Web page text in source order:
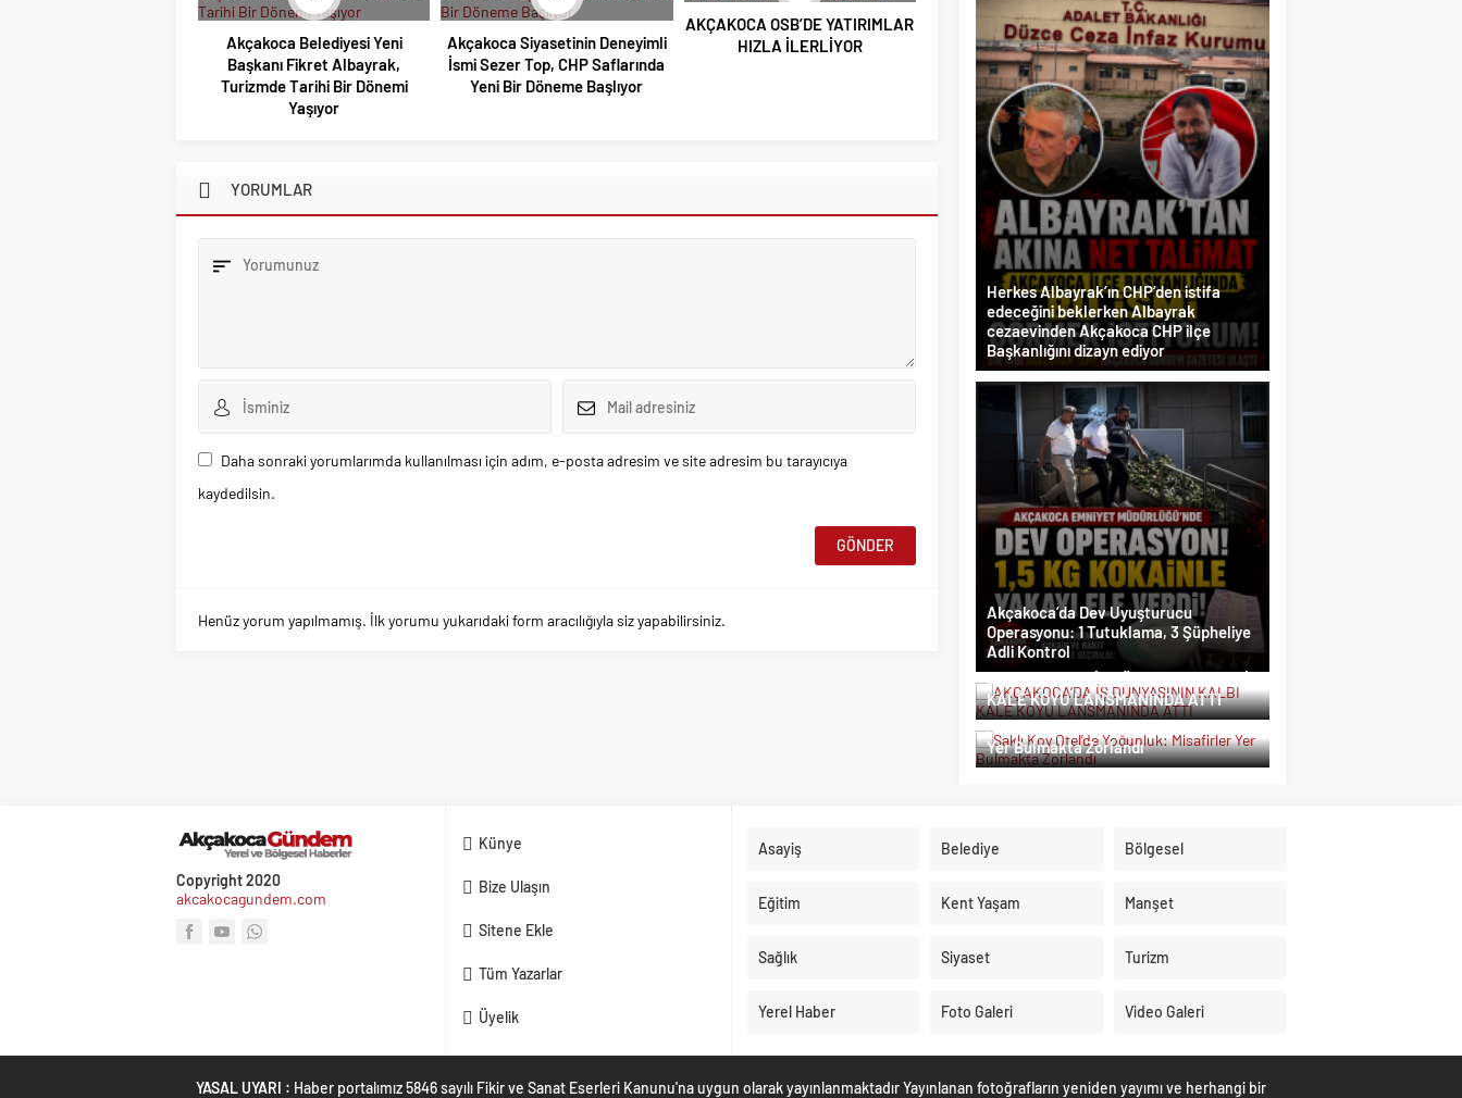
Akçakoca Belediyesi Yeni
Başkanı Fikret Albayrak,
Turizmde Tarihi Bir Dönemi
Yaşıyor
Akçakoca Siyasetinin Deneyimli
İsmi Sezer Top, CHP Saflarında
Yeni Bir Döneme Başlıyor
AKÇAKOCA OSB’DE YATIRIMLAR
HIZLA İLERLİYOR
YORUMLAR
Daha sonraki yorumlarımda kullanılması için adım, e-posta adresim ve site adresim bu tarayıcıya
kaydedilsin.
Henüz yorum yapılmamış. İlk yorumu yukarıdaki form aracılığıyla siz yapabilirsiniz.
Herkes Albayrak’ın CHP’den istifa
edeceğini beklerken Albayrak
cezaevinden Akçakoca CHP ilçe
Başkanlığını dizayn ediyor
Akçakoca’da Dev Uyuşturucu
Operasyonu: 1 Tutuklama, 3 Şüpheliye
Adli Kontrol
AKÇAKOCA’DA İŞ DÜNYASININ KALBİ
KALE KOYU LANSMANINDA ATTI
Saklı Koy Otel’de Yoğunluk: Misafirler
Yer Bulmakta Zorlandı
Copyright 2020
akcakocagundem.com
Künye
Bize Ulaşın
Sitene Ekle
Tüm Yazarlar
Üyelik
Asayiş Belediye Bölgesel
Eğitim Kent Yaşam Manşet
Sağlık Siyaset Turizm
Yerel Haber Foto Galeri Video Galeri
YASAL UYARI : Haber portalımız 5846 sayılı Fikir ve Sanat Eserleri Kanunu'na uygun olarak yayınlanmaktadır Yayınlanan fotoğrafların yeniden yayımı ve herhangi bir